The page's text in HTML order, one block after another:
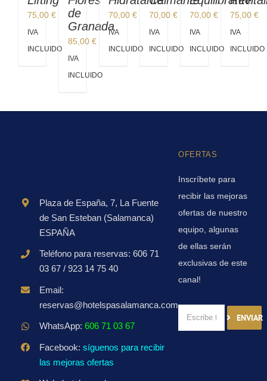
75,00 €
IVA
INCLUIDO
de
Granada
85,00 €
IVA
INCLUIDO
70,00 €
IVA
INCLUIDO
70,00 €
IVA
INCLUIDO
70,00 €
IVA
INCLUIDO
75,00 €
IVA
INCLUIDO
Plaza de España, 7, La Fuente
de San Esteban (Salamanca)
ESPAÑA
Teléfono para reservas: 606 71
03 67 / 923 14 75 40
Email:
reservas@hotelspasalamanca.com
WhatsApp: 606 71 03 67
Facebook: síguenos para recibir
las mejoras ofertas
OFERTAS
Inscríbete para
recibir las mejoras
ofertas de nuestro
equipo, algunas
de ellas serán
exclusivas de este
canal!
ENVIAR